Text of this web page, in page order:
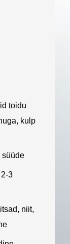
toidu
kulp
süüde
3
niit,